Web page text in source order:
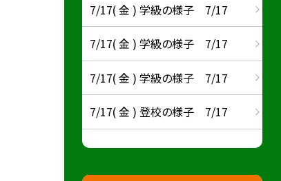
7/17( 金 ) 学級の様子 7/17
7/17( 金 ) 学級の様子 7/17
7/17( 金 ) 学級の様子 7/17
7/17( 金 ) 登校の様子 7/17